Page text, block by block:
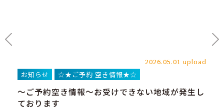
2026.05.01 upload
お知らせ
☆★ご予約 空き情報★☆
～ご予約空き情報～お受けできない地域が発生し
ております